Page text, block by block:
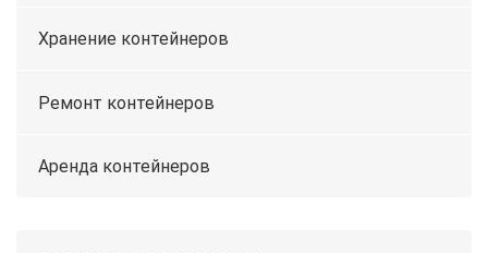
Хранение контейнеров
Ремонт контейнеров
Аренда контейнеров